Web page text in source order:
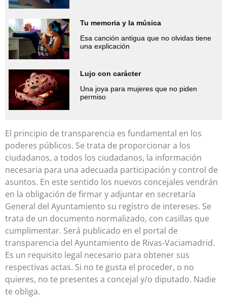
Tu memoria y la música
Esa canción antigua que no olvidas tiene
una explicación
Lujo con carácter
Una joya para mujeres que no piden
permiso
El principio de transparencia es fundamental en los
poderes públicos. Se trata de proporcionar a los
ciudadanos, a todos los ciudadanos, la información
necesaria para una adecuada participación y control de
asuntos. En este sentido los nuevos concejales vendrán
en la obligación de firmar y adjuntar en secretaría
General del Ayuntamiento su registro de intereses. Se
trata de un documento normalizado, con casillas que
cumplimentar. Será publicado en el portal de
transparencia del Ayuntamiento de Rivas-Vaciamadrid.
Es un requisito legal necesario para obtener sus
respectivas actas. Si no te gusta el proceder, o no
quieres, no te presentes a concejal y/o diputado. Nadie
te obliga.